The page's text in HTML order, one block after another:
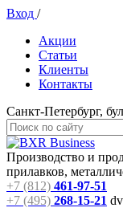
Вход /
Акции
Статьи
Клиенты
Контакты
Санкт-Петербург,
Производство и
прилавков,
+7 (812) 461-97-51
+7 (495) 268-15-21